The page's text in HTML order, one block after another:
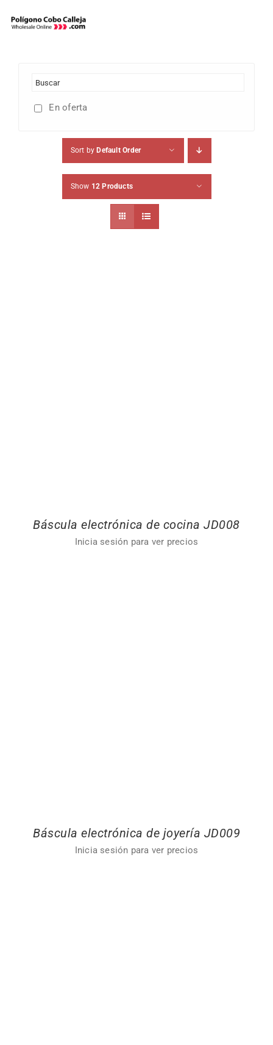
En oferta
Sort by Default Order
Show 12 Products
Báscula electrónica de cocina JD008
Inicia sesión para ver precios
Báscula electrónica de joyería JD009
Inicia sesión para ver precios